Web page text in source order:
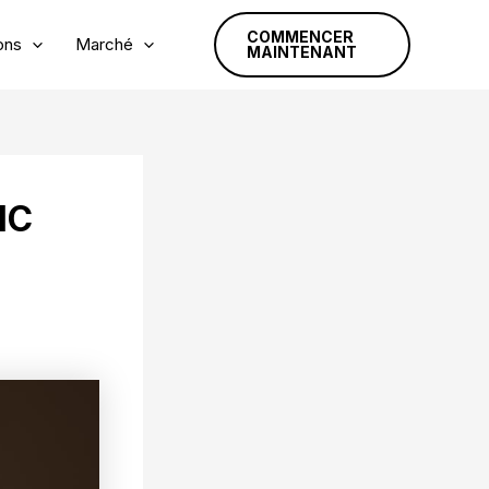
Marché
COMMENCER
MAINTENANT